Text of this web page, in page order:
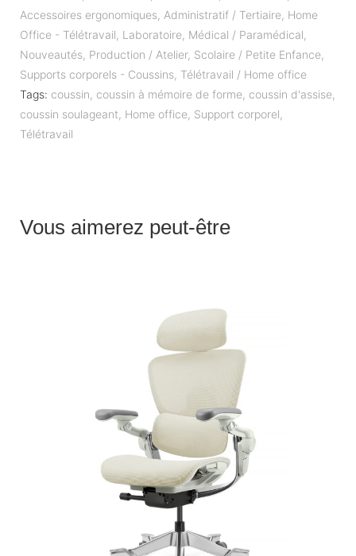
Accessoires ergonomiques, Administratif / Tertiaire, Home
Office - Télétravail, Laboratoire, Médical / Paramédical,
Nouveautés, Production / Atelier, Scolaire / Petite Enfance,
Supports corporels - Coussins, Télétravail / Home office
Tags: coussin, coussin à mémoire de forme, coussin d'assise,
coussin soulageant, Home office, Support corporel,
Télétravail
Vous aimerez peut-être